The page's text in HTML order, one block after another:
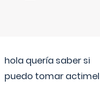
hola quería saber si
puedo tomar actimel